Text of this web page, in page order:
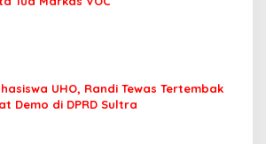
UHO, Randi Tewas Tertembak
Demo di DPRD Sultra